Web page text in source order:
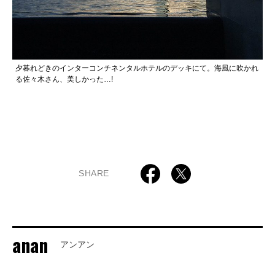
夕暮れどきのインターコンチネンタルホテルのデッキにて。海風に吹かれ
る佐々木さん、美しかった…!
SHARE
anan アンアン